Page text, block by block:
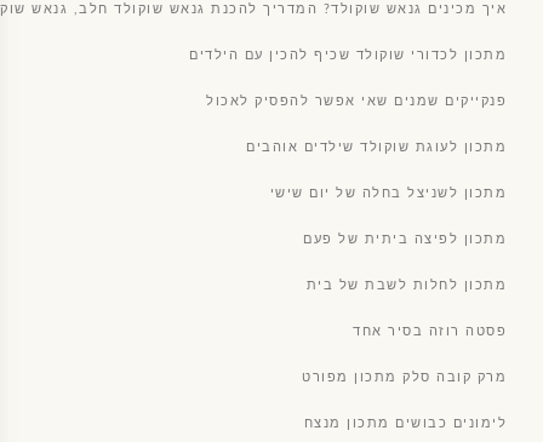
איך מכינים גנאש שוקולד? המדריך להכנת גנאש שוקולד חלב, גנאש
מתכון לכדורי שוקולד שכיף להכין עם הילדים
פנקייקים שמנים שאי אפשר להפסיק לאכול
מתכון לעוגת שוקולד שילדים אוהבים
מתכון לשניצל בחלה של יום שישי
מתכון לפיצה ביתית של פעם
מתכון לחלות לשבת של בית
פסטה רוזה בסיר אחד
מרק קובה סלק מתכון מפורט
לימונים כבושים מתכון מנצח